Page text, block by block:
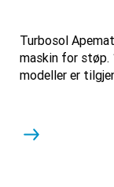
Turbosol
maskin for støp.
modeller er